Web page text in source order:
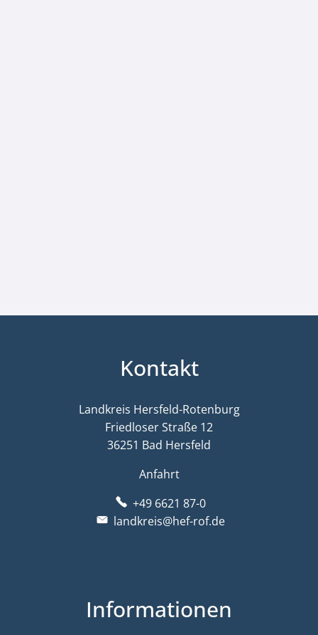
Kontakt
Landkreis Hersfeld-Rotenburg
Friedloser Straße 12
36251 Bad Hersfeld
Anfahrt
+49 6621 87-0
landkreis@hef-rof.de
Informationen